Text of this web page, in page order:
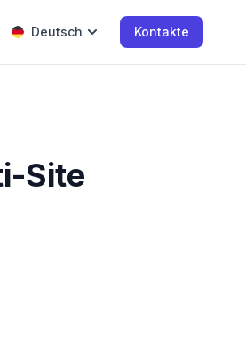
Deutsch Kontakte
Site